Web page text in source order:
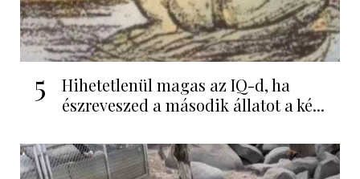
5
Hihetetlenül magas az IQ-d, ha
észreveszed a második állatot a ké...